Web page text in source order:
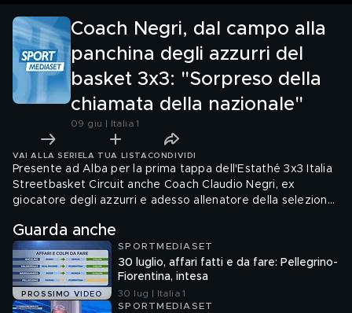
Coach Negri, dal campo alla
panchina degli azzurri del
basket 3x3: "Sorpreso della
chiamata della nazionale"
09 giu | Italia 1
VAI ALLA SERIE LA TUA LISTA CONDIVIDI
Presente ad Alba per la prima tappa dell'Estathé 3x3 Italia
Streetbasket Circuit anche Coach Claudio Negri, ex
giocatore degli azzurri e adesso allenatore della selezione
Guarda anche
PROSSIMO VIDEO
SPORTMEDIASET
30 luglio, affari fatti e da fare: Pellegrino-
Fiorentina, intesa
30 lug | Italia 1
SPORTMEDIASET